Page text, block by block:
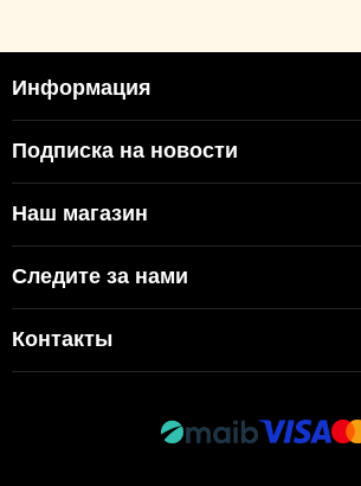
Информация
Подписка на новости
Наш магазин
Следите за нами
Контакты